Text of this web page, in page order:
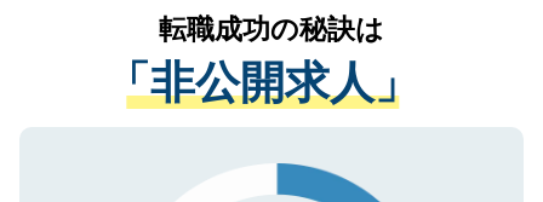
は、個人情報の取り扱いについての厳密な
管理基準を満たした事業者のみに付与され
る、プライバシーマークを取得済みです。
で、機密保持に関してもご安心ください。
かがいして、現在の医療機関の状況や紹介
経験をまじえながら、適切なアドバイスを
させていただきます。すぐにご転職をされ
ない方には、長期的なサポートが可能です
ので、まずはご登録ください。
転職成功の秘訣は
「非公開求人」